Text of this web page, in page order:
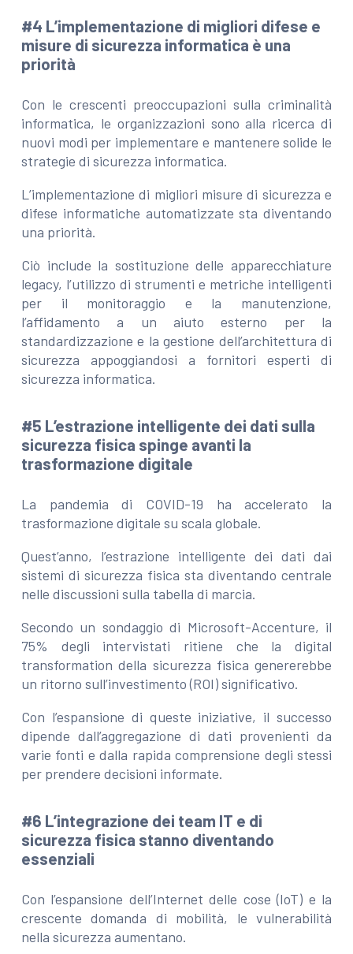
#4 L’implementazione di migliori difese e
misure di sicurezza informatica è una
priorità
Con le crescenti preoccupazioni sulla criminalità
informatica, le organizzazioni sono alla ricerca di
nuovi modi per implementare e mantenere solide le
strategie di sicurezza informatica.
L’implementazione di migliori misure di sicurezza e
difese informatiche automatizzate sta diventando
una priorità.
Ciò include la sostituzione delle apparecchiature
legacy, l’utilizzo di strumenti e metriche intelligenti
per il monitoraggio e la manutenzione,
l’affidamento a un aiuto esterno per la
standardizzazione e la gestione dell’architettura di
sicurezza appoggiandosi a fornitori esperti di
sicurezza informatica.
#5 L’estrazione intelligente dei dati sulla
sicurezza fisica spinge avanti la
trasformazione digitale
La pandemia di COVID-19 ha accelerato la
trasformazione digitale su scala globale.
Quest’anno, l’estrazione intelligente dei dati dai
sistemi di sicurezza fisica sta diventando centrale
nelle discussioni sulla tabella di marcia.
Secondo un sondaggio di Microsoft-Accenture, il
75% degli intervistati ritiene che la digital
transformation della sicurezza fisica genererebbe
un ritorno sull’investimento (ROI) significativo.
Con l’espansione di queste iniziative, il successo
dipende dall’aggregazione di dati provenienti da
varie fonti e dalla rapida comprensione degli stessi
per prendere decisioni informate.
#6 L’integrazione dei team IT e di
sicurezza fisica stanno diventando
essenziali
Con l’espansione dell’Internet delle cose (IoT) e la
crescente domanda di mobilità, le vulnerabilità
nella sicurezza aumentano.